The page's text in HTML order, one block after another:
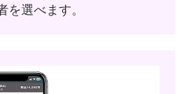
を選べます。